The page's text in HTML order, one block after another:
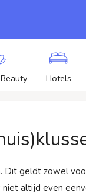
Hotels
Dit geldt zowel
altijd even